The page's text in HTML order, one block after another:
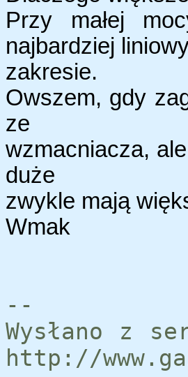
Przy małej
najbardziej
zakresie.
Owszem, gdy
ze
wzmacniacza,
duże
zwykle mają
Wmak
--
Wysłano z
http://